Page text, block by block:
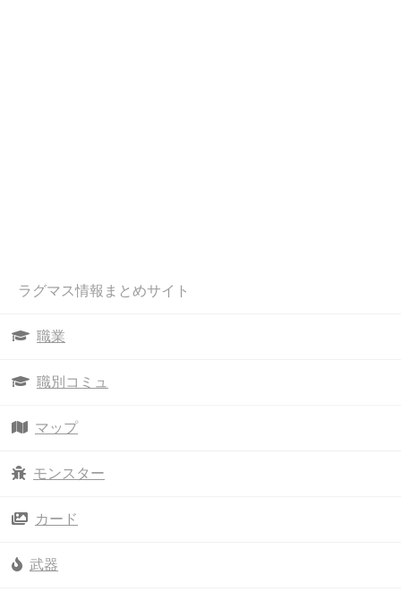
ラグマス情報まとめサイト
職業
職別コミュ
マップ
モンスター
カード
武器